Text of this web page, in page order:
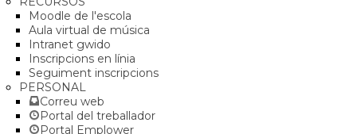
Moodle de l'escola
Aula virtual de música
Intranet gwido
Inscripcions en línia
Seguiment inscripcions
PERSONAL
Correu web
Portal del treballador
Portal Emplower